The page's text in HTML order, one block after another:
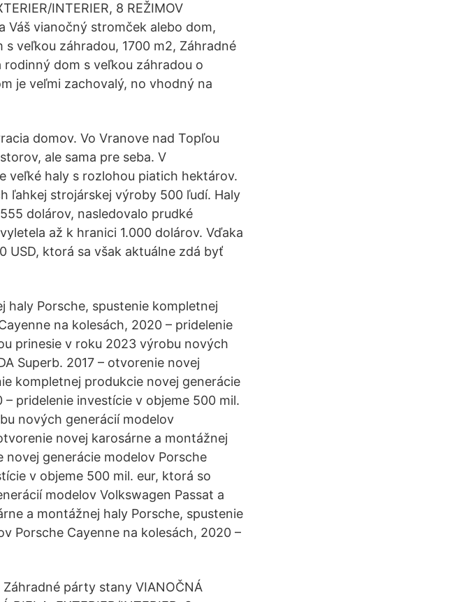
INTERIER, 8 REŽIMOV
Váš vianočný stromček alebo dom,
veľkou záhradou, 1700 m2, Záhradné
rodinný dom s veľkou záhradou o
je veľmi zachovalý, no vhodný na
domov. Vo Vranove nad Topľou
ale sama pre seba. V
veľké haly s rozlohou piatich hektárov.
ľahkej strojárskej výroby 500 ľudí. Haly
dolárov, nasledovalo prudké
až k hranici 1.000 dolárov. Vďaka
USD, ktorá sa však aktuálne zdá byť
haly Porsche, spustenie kompletnej
na kolesách, 2020 – pridelenie
prinesie v roku 2023 výrobu nových
Superb. 2017 – otvorenie novej
kompletnej produkcie novej generácie
pridelenie investície v objeme 500 mil.
nových generácií modelov
novej karosárne a montážnej
generácie modelov Porsche
v objeme 500 mil. eur, ktorá so
modelov Volkswagen Passat a
a montážnej haly Porsche, spustenie
Porsche Cayenne na kolesách, 2020 –
párty stany VIANOČNÁ